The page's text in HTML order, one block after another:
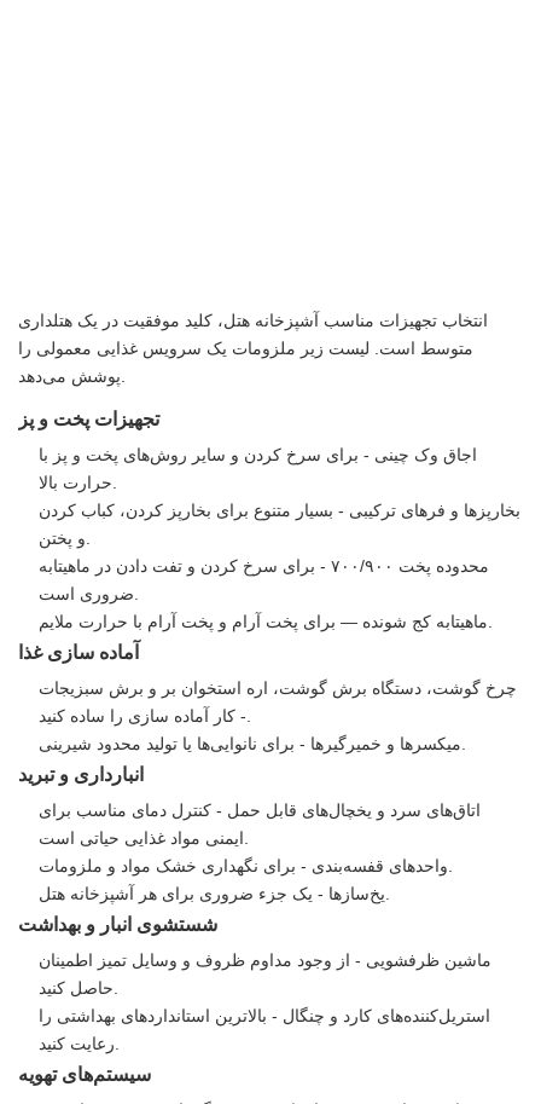
انتخاب تجهیزات مناسب آشپزخانه هتل، کلید موفقیت در یک هتلداری
متوسط ​​است. لیست زیر ملزومات یک سرویس غذایی معمولی را
پوشش می‌دهد.
تجهیزات پخت و پز
اجاق وک چینی - برای سرخ کردن و سایر روش‌های پخت و پز با
حرارت بالا.
بخارپزها و فرهای ترکیبی - بسیار متنوع برای بخارپز کردن، کباب کردن
و پختن.
محدوده پخت ۷۰۰/۹۰۰ - برای سرخ کردن و تفت دادن در ماهیتابه
ضروری است.
ماهیتابه کج شونده — برای پخت آرام و پخت آرام با حرارت ملایم.
آماده سازی غذا
چرخ گوشت، دستگاه برش گوشت، اره استخوان بر و برش سبزیجات
- کار آماده سازی را ساده کنید.
میکسرها و خمیرگیرها - برای نانوایی‌ها یا تولید محدود شیرینی.
انبارداری و تبرید
اتاق‌های سرد و یخچال‌های قابل حمل - کنترل دمای مناسب برای
ایمنی مواد غذایی حیاتی است.
واحدهای قفسه‌بندی - برای نگهداری خشک مواد و ملزومات.
یخ‌سازها - یک جزء ضروری برای هر آشپزخانه هتل.
شستشوی انبار و بهداشت
ماشین ظرفشویی - از وجود مداوم ظروف و وسایل تمیز اطمینان
حاصل کنید.
استریل‌کننده‌های کارد و چنگال - بالاترین استانداردهای بهداشتی را
رعایت کنید.
سیستم‌های تهویه